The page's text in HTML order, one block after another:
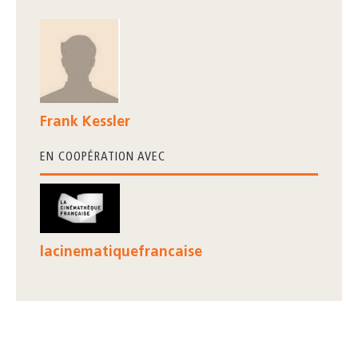
Frank Kessler
EN COOPÉRATION AVEC
lacinematiquefrancaise